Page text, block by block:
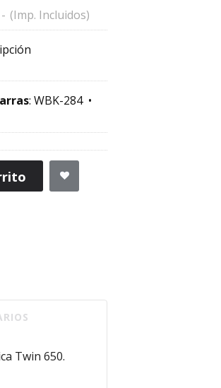
- (Imp. Incluidos)
: WBK-284•
Twin 650.